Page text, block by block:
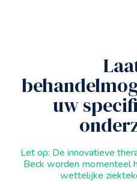
uw
Let op: De innovatieve
Beck worden momenteel
wettelijke